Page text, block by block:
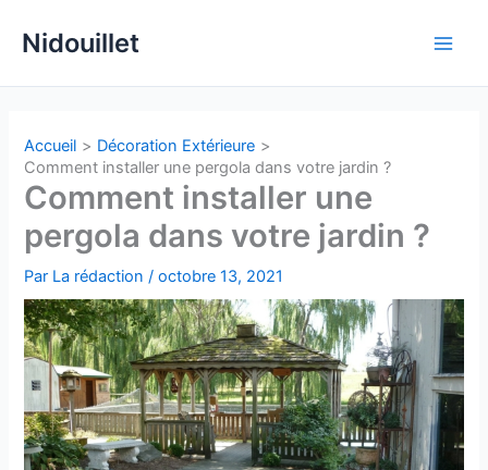
Nidouillet
Accueil
Décoration Extérieure
Comment installer une pergola dans votre jardin ?
Comment installer une
pergola dans votre jardin ?
Par La rédaction/octobre 13, 2021